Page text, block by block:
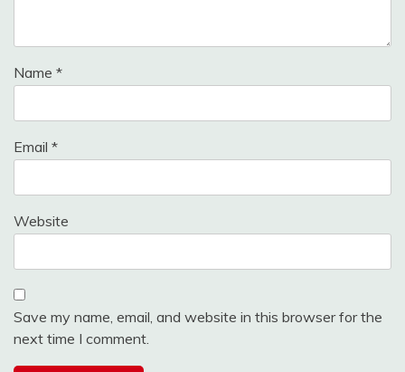
Name *
Email *
Website
Save my name, email, and website in this browser for the
next time I comment.